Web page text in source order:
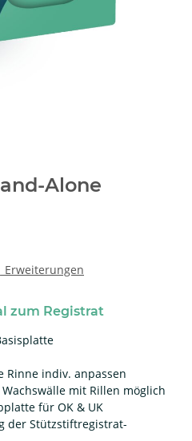
Alone
zum Registrat
Rinne indiv. anpassen
mit Rillen möglich
für OK & UK
der Stützstiftregistrat-